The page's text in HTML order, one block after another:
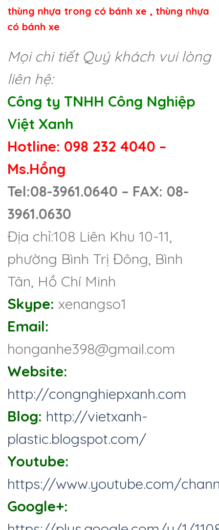
thùng nhựa trong có bánh xe , thùng nhựa
có bánh xe
Mọi chi tiết Quý khách vui lòng
liên hệ:
Công ty TNHH Công Nghiệp
Việt Xanh
Hotline: 098 232 4040 –
Ms.Hồng
Tel:08-3961.0640 – FAX: 08-
3961.0630
Địa chỉ:108 Liên Khu 10-11,
phường Bình Trị Đông, Bình
Tân, Hồ Chí Minh
Skype: xenangso1
Email:
honganhe398@gmail.com
Website:
http://congnghiepxanh.com
Blog: http://vietxanh-
plastic.blogspot.com/
Youtube:
https://www.youtube.com/
Google+: